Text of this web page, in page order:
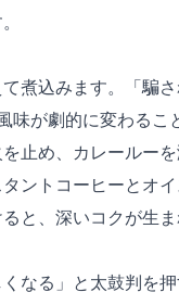
煮込みます。「騙
味が劇的に変わるこ
止め、カレールー
ントコーヒーとオ
と、深いコクが生ま
なる」と太鼓判を